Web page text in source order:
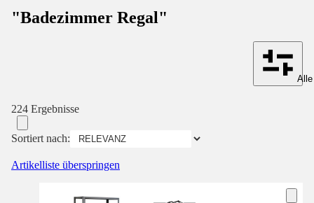
"Badezimmer Regal"
224 Ergebnisse
Sortiert nach:
Artikelliste überspringen